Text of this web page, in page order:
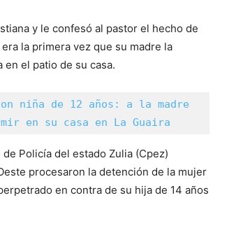
y le confesó al pastor el hecho de
la primera vez que su madre la
en el patio de su casa.
niña de 12 años: a la madre
en su casa en La Guaira
Policía del estado Zulia (Cpez)
procesaron la detención de la mujer
en contra de su hija de 14 años